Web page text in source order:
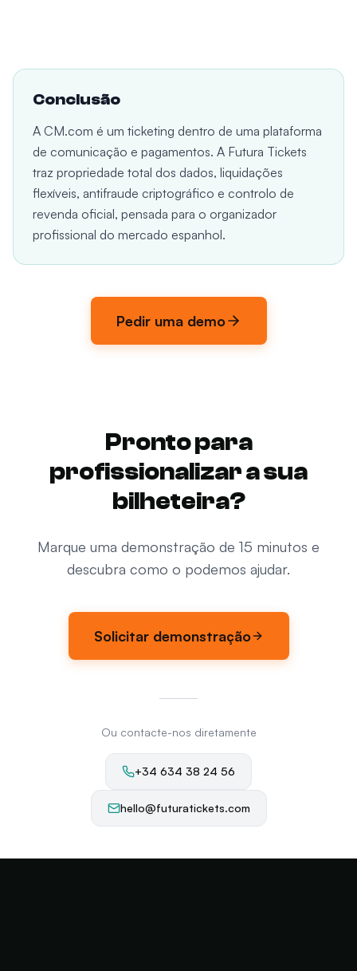
Conclusão
A CM.com é um ticketing dentro de uma plataforma
de comunicação e pagamentos. A Futura Tickets
traz propriedade total dos dados, liquidações
flexíveis, antifraude criptográfico e controlo de
revenda oficial, pensada para o organizador
profissional do mercado espanhol.
Pedir uma demo
Pronto para
profissionalizar a sua
bilheteira?
Marque uma demonstração de 15 minutos e
descubra como o podemos ajudar.
Solicitar demonstração
Ou contacte-nos diretamente
+34 634 38 24 56
hello@futuratickets.com